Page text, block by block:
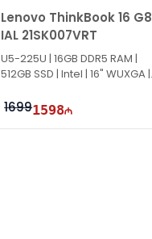
Lenovo ThinkBook 16 G8
IAL 21SK007VRT
U5-225U | 16GB DDR5 RAM |
512GB SSD | Intel | 16" WUXGA |
16991598